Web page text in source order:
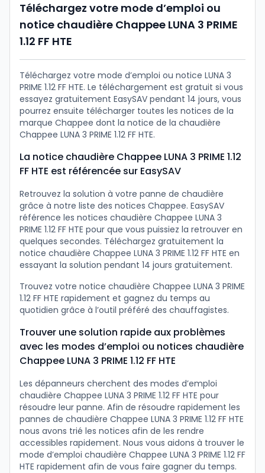
Téléchargez votre mode d’emploi ou
notice chaudière Chappee LUNA 3 PRIME
1.12 FF HTE
Téléchargez votre mode d’emploi ou notice LUNA 3
PRIME 1.12 FF HTE. Le téléchargement est gratuit si vous
essayez gratuitement EasySAV pendant 14 jours, vous
pourrez ensuite télécharger toutes les notices de la
marque Chappee dont la notice de la chaudière
Chappee LUNA 3 PRIME 1.12 FF HTE.
La notice chaudière Chappee LUNA 3 PRIME 1.12
FF HTE est référencée sur EasySAV
Retrouvez la solution à votre panne de chaudière
grâce à notre liste des notices Chappee. EasySAV
référence les notices chaudière Chappee LUNA 3
PRIME 1.12 FF HTE pour que vous puissiez la retrouver en
quelques secondes. Téléchargez gratuitement la
notice chaudière Chappee LUNA 3 PRIME 1.12 FF HTE en
essayant la solution pendant 14 jours gratuitement.
Trouvez votre notice chaudière Chappee LUNA 3 PRIME
1.12 FF HTE rapidement et gagnez du temps au
quotidien grâce à l’outil préféré des chauffagistes.
Trouver une solution rapide aux problèmes
avec les modes d’emploi ou notices chaudière
Chappee LUNA 3 PRIME 1.12 FF HTE
Les dépanneurs cherchent des modes d’emploi
chaudière Chappee LUNA 3 PRIME 1.12 FF HTE pour
résoudre leur panne. Afin de résoudre rapidement les
pannes de chaudière Chappee LUNA 3 PRIME 1.12 FF HTE
nous avons trié les notices afin de les rendre
accessibles rapidement. Nous vous aidons à trouver le
mode d’emploi chaudière Chappee LUNA 3 PRIME 1.12 FF
HTE rapidement afin de vous faire gagner du temps.